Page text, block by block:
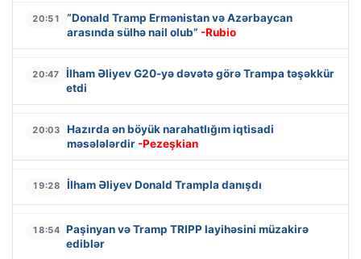
20:51
“Donald Tramp Ermənistan və Azərbaycan
arasında sülhə nail olub” -Rubio
20:47
İlham Əliyev G20-yə dəvətə görə Trampa təşəkkür
etdi
20:03
Hazırda ən böyük narahatlığım iqtisadi
məsələlərdir -Pezeşkian
19:28 İlham Əliyev Donald Trampla danışdı
18:54 Paşinyan və Tramp TRIPP layihəsini müzakirə
ediblər